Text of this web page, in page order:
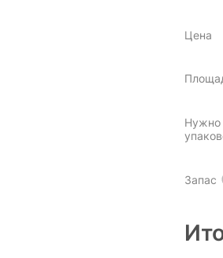
Цена
Нужно
Запас